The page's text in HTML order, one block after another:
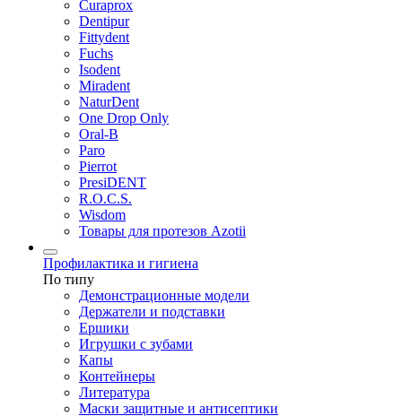
Curaprox
Dentipur
Fittydent
Fuchs
Isodent
Miradent
NaturDent
One Drop Only
Oral-B
Paro
Pierrot
PresiDENT
R.O.C.S.
Wisdom
Товары для протезов Azotii
Профилактика и гигиена
По типу
Демонстрационные модели
Держатели и подставки
Ершики
Игрушки с зубами
Капы
Контейнеры
Литература
Маски защитные и антисептики